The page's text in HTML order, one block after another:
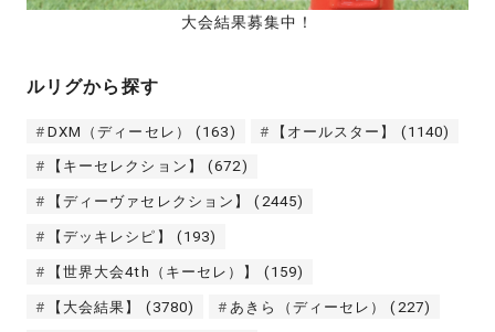
大会結果募集中！
ルリグから探す
DXM（ディーセレ） (163) 【オールスター】 (1140)
【キーセレクション】 (672)
【ディーヴァセレクション】 (2445)
【デッキレシピ】 (193)
【世界大会4th（キーセレ）】 (159)
【大会結果】 (3780) あきら（ディーセレ） (227)